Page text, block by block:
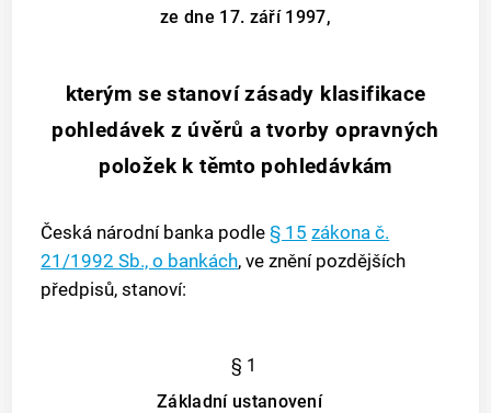
ze dne 17. září 1997,
kterým se stanoví zásady klasifikace
pohledávek z úvěrů a tvorby opravných
položek k těmto pohledávkám
Česká národní banka podle§ 15 zákona č.
21/1992 Sb., o bankách, ve znění pozdějších
předpisů, stanoví:
§ 1
Základní ustanovení